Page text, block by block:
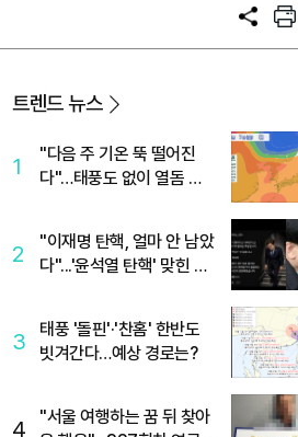
공
프
트
트렌드 뉴스
1
"다음 주 기온 뚝 떨어진
다"…태풍도 없이 열돔 박
2
"이재명 탄핵, 얼마 안 남았
다"...'윤석열 탄핵' 맞힌 무
3
태풍 '돌핀'·'찬홈' 한반도
빗겨간다…예상 경로는?
4
"서울 여행하는 꿈 뒤 찾아